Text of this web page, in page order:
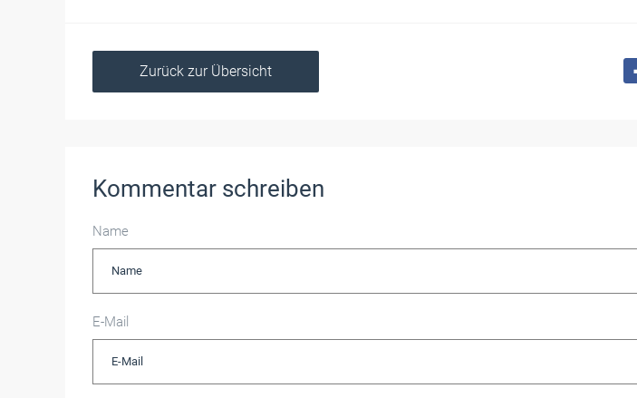
Zurück zur Übersicht
Kommentar schreiben
Name
E-Mail